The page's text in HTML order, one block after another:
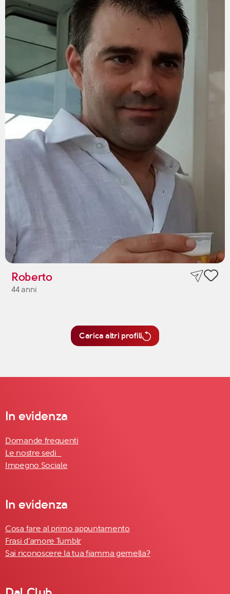
Roberto
44 anni
Carica altri profili
In evidenza
Domande frequenti
Le nostre sedi
Impegno Sociale
In evidenza
Cosa fare al primo appuntamento
Frasi d'amore Tumblr
Sai riconoscere la tua fiamma gemella?